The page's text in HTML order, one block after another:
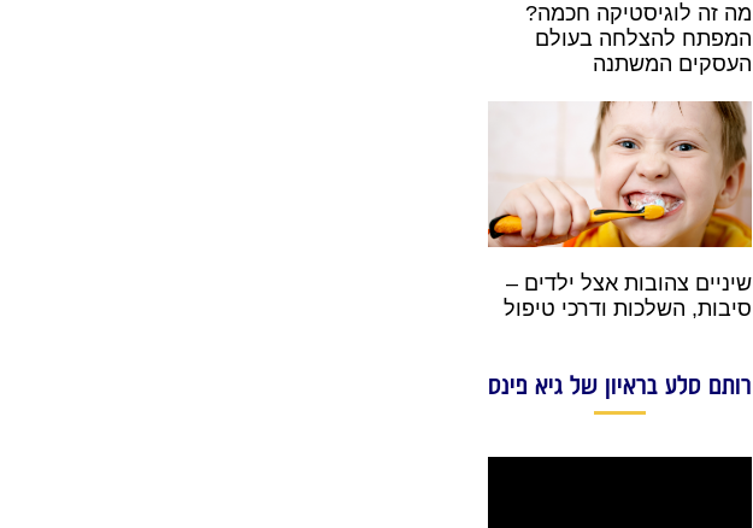
מה זה לוגיסטיקה חכמה?
המפתח להצלחה בעולם
העסקים המשתנה
שיניים צהובות אצל ילדים –
סיבות, השלכות ודרכי טיפול
רותם סלע בראיון של גיא פינס